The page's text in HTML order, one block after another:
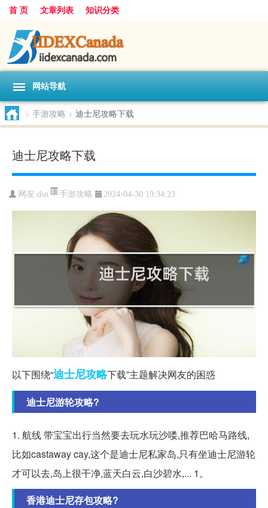
首 页 文章列表 知识分类
网站导航
> 手游攻略 > 迪士尼攻略下载
迪士尼攻略下载
网友:dsn 手游攻略 2024-04-30 19:34:23
以下围绕“迪士尼攻略下载”主题解决网友的困惑
迪士尼游轮攻略?
1. 航线 带宝宝出行当然要去玩水玩沙喽,推荐巴哈马路线,
比如castaway cay,这个是迪士尼私家岛,只有坐迪士尼游轮
才可以去,岛上很干净,蓝天白云,白沙碧水,... 1。
香港迪士尼存包攻略?